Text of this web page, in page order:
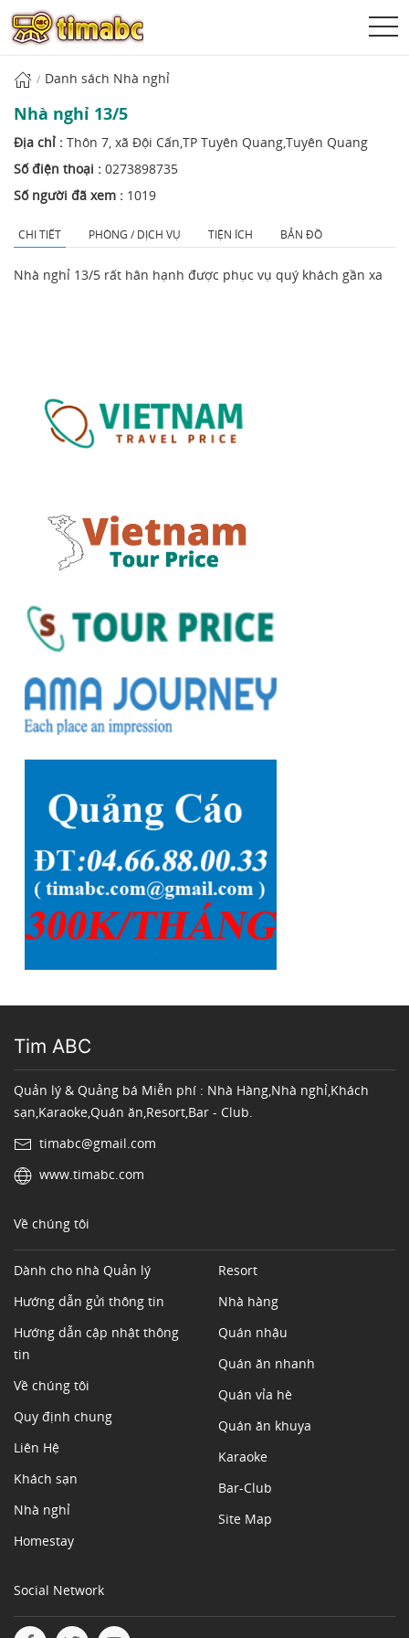
Danh sách Nhà nghỉ
Nhà nghỉ 13/5
Địa chỉ : Thôn 7, xã Đội Cấn,TP Tuyên Quang,Tuyên Quang
Số điện thoại : 0273898735
Số người đã xem : 1019
CHI TIẾT PHÒNG / DỊCH VỤ TIỆN ÍCH BẢN ĐỒ
Nhà nghỉ 13/5 rất hân hạnh được phục vụ quý khách gần xa
Tim ABC
Quản lý & Quảng bá Miễn phí : Nhà Hàng,Nhà nghỉ,Khách
sạn,Karaoke,Quán ăn,Resort,Bar - Club.
timabc@gmail.com
www.timabc.com
Về chúng tôi
Dành cho nhà Quản lý
Hướng dẫn gửi thông tin
Hướng dẫn cập nhật thông
tin
Về chúng tôi
Quy định chung
Liên Hệ
Khách sạn
Nhà nghỉ
Homestay
Resort
Nhà hàng
Quán nhậu
Quán ăn nhanh
Quán vỉa hè
Quán ăn khuya
Karaoke
Bar-Club
Site Map
Social Network